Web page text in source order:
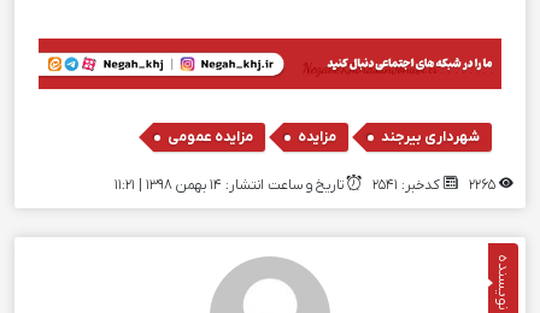
شهرداری بیرجند , مزایده , مزایده عمومی
کدخبر: 2541 تاریخ و ساعت انتشار: ۱۴ بهمن ۱۳۹۸ | 11:21
نویسنده